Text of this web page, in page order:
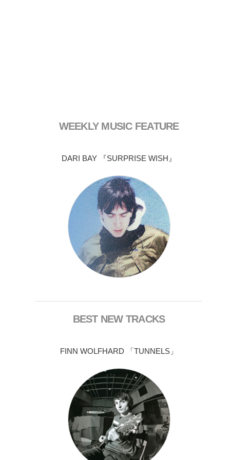
WEEKLY MUSIC FEATURE
DARI BAY 『SURPRISE WISH』
BEST NEW TRACKS
FINN WOLFHARD 「TUNNELS」